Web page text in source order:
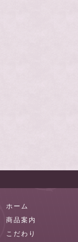
ホーム
商品案内
こだわり